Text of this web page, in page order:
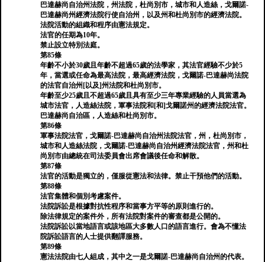
巴達赫尚自治州法院，州法院，杜尚別市，城市和人造絲，戈爾諾-
巴達赫尚州經濟法院行使自治州，以及州和杜尚別市的經濟法院。
法院活動的組織和程序由憲法規定。
法官的任期為10年。
禁止設立特別法庭。
第85條
年齡不小於30歲且年齡不超過65歲的法學家，其法官經驗不少於5
年，當選或任命為最高法院，最高經濟法院，戈爾諾-巴達赫尚法院
的法官自治州[以及]州法院和杜尚別市。
年齡至少25歲且不超過65歲且具有至少三年專業經驗的人員當選為
城市法官，人造絲法院，軍事法院和[和]戈爾諾州的經濟法院法官。
巴達赫尚自治區，人造絲和杜尚別市。
第86條
軍事法院法官，戈爾諾-巴達赫尚自治州法院法官，州，杜尚別市，
城市和人造絲法院，戈爾諾-巴達赫尚自治州經濟法院法官，州和杜
尚別市由總統在司法委員會出席會議後任命和解散。
第87條
法官的活動是獨立的，僅服從憲法和法律。禁止干預他們的活動。
第88條
法官集體和個別考慮案件。
法院訴訟是根據對抗性程序和當事方平等的原則進行的。
除法律規定的案件外，所有法院對案件的審查都是公開的。
法院訴訟以當地語言或該地區大多數人口的語言進行。會為不懂法
院訴訟語言的人士提供翻譯服務。
第89條
憲法法院由七人組成，其中之一是戈爾諾-巴達赫尚自治州的代表。